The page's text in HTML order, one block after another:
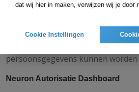
Een centraal logging component
verwerkingen van
gelogd. Dit product bevat een
waarmee een overzicht van alle
persoonsgegevens kunnen worden
Neuron Autorisatie Dashboard
dat wij hier in maken, verwijzen wij je door
Cookie Instellingen